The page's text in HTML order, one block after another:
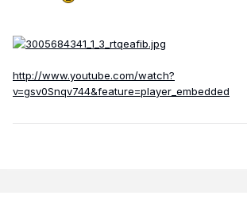
http://www.youtube.com/watch?
v=gsv0Snqv744&feature=player_embedded